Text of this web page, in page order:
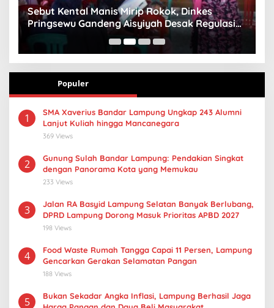
Sebut Kental Manis Mirip Rokok, Dinkes
Pringsewu Gandeng Aisyiyah Desak Regulasi
Gizi Anak
Populer
1
SMA Xaverius Bandar Lampung Ungkap 243 Alumni
Lanjut Kuliah hingga Mancanegara
369 Views
2
Gunung Sulah Bandar Lampung: Pendakian Singkat
dengan Panorama Kota yang Memukau
233 Views
3
Jalan RA Basyid Lampung Selatan Banyak Berlubang,
DPRD Lampung Dorong Masuk Prioritas APBD 2027
198 Views
4
Food Waste Rumah Tangga Capai 11 Persen, Lampung
Gencarkan Gerakan Selamatan Pangan
188 Views
5
Bukan Sekadar Angka Inflasi, Lampung Berhasil Jaga